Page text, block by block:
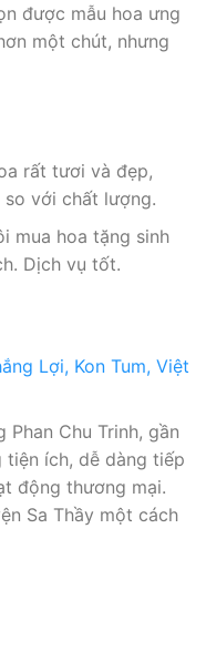
được mẫu hoa ưng
một chút, nhưng
rất tươi và đẹp,
với chất lượng.
mua hoa tặng sinh
Dịch vụ tốt.
Lợi, Kon Tum, Việt
Chu Trinh, gần
tiện ích, dễ dàng tiếp
động thương mại.
Sa Thầy một cách